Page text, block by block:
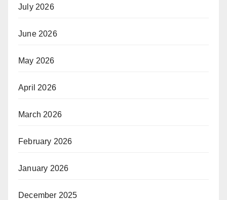
July 2026
June 2026
May 2026
April 2026
March 2026
February 2026
January 2026
December 2025